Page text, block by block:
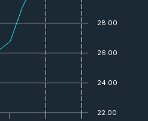
22.00
24.00
26.00
28.00